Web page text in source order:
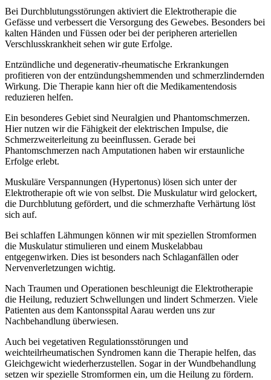
Bei Durchblutungsstörungen aktiviert die Elektrotherapie die
Gefässe und verbessert die Versorgung des Gewebes. Besonders bei
kalten Händen und Füssen oder bei der peripheren arteriellen
Verschlusskrankheit sehen wir gute Erfolge.
Entzündliche und degenerativ-rheumatische Erkrankungen
profitieren von der entzündungshemmenden und schmerzlindernden
Wirkung. Die Therapie kann hier oft die Medikamentendosis
reduzieren helfen.
Ein besonderes Gebiet sind Neuralgien und Phantomschmerzen.
Hier nutzen wir die Fähigkeit der elektrischen Impulse, die
Schmerzweiterleitung zu beeinflussen. Gerade bei
Phantomschmerzen nach Amputationen haben wir erstaunliche
Erfolge erlebt.
Muskuläre Verspannungen (Hypertonus) lösen sich unter der
Elektrotherapie oft wie von selbst. Die Muskulatur wird gelockert,
die Durchblutung gefördert, und die schmerzhafte Verhärtung löst
sich auf.
Bei schlaffen Lähmungen können wir mit speziellen Stromformen
die Muskulatur stimulieren und einem Muskelabbau
entgegenwirken. Dies ist besonders nach Schlaganfällen oder
Nervenverletzungen wichtig.
Nach Traumen und Operationen beschleunigt die Elektrotherapie
die Heilung, reduziert Schwellungen und lindert Schmerzen. Viele
Patienten aus dem Kantonsspital Aarau werden uns zur
Nachbehandlung überwiesen.
Auch bei vegetativen Regulationsstörungen und
weichteilrheumatischen Syndromen kann die Therapie helfen, das
Gleichgewicht wiederherzustellen. Sogar in der Wundbehandlung
setzen wir spezielle Stromformen ein, um die Heilung zu fördern.